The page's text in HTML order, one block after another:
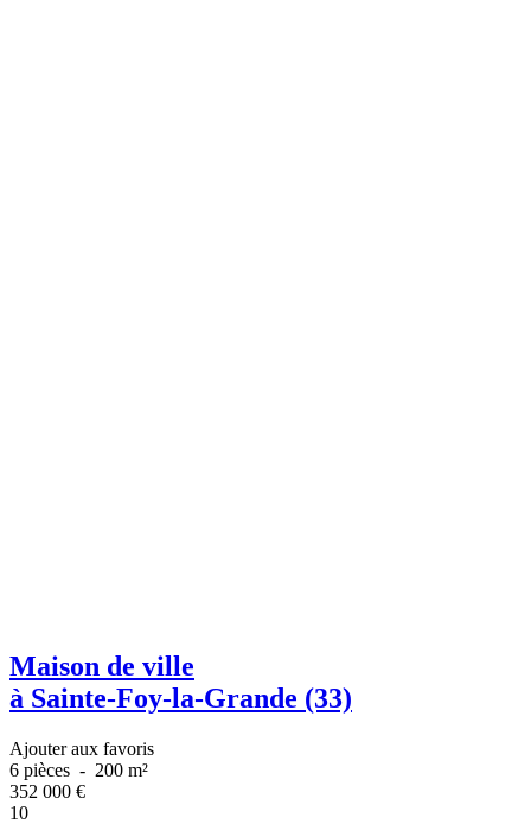
Maison de ville
à Sainte-Foy-la-Grande (33)
Ajouter aux favoris
6 pièces - 200 m²
352 000 €
10